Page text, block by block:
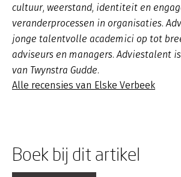
cultuur, weerstand, identiteit en
veranderprocessen in organisaties.
jonge talentvolle academici op tot
adviseurs en managers. Adviestalent
van Twynstra Gudde.
Alle recensies van Elske Verbeek
Boek bij dit artikel